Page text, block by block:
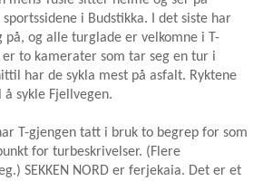
i Budstikka. I det siste har
på, og alle turglade er velkomne i T-
er to kamerater som tar seg en tur i
har de sykla mest på asfalt. Ryktene
sykle Fjellvegen.
T-gjengen tatt i bruk to begrep for som
for turbeskrivelser. (Flere
SEKKEN NORD er ferjekaia. Det er et